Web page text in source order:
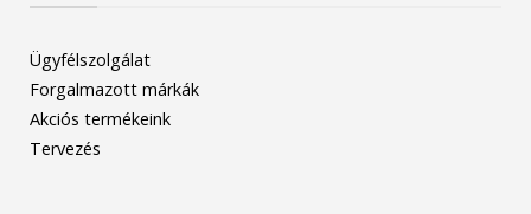
Ügyfélszolgálat
Forgalmazott márkák
Akciós termékeink
Tervezés